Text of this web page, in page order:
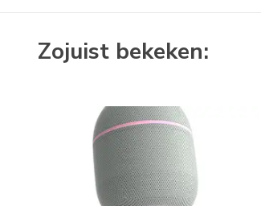
Zojuist bekeken: